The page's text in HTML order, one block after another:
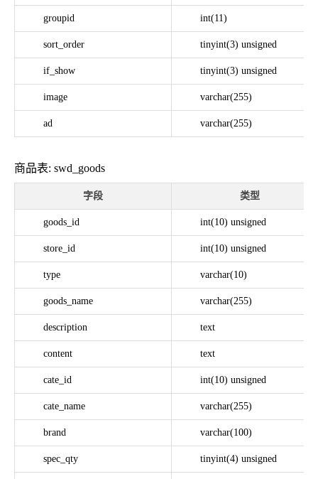
groupid int(11)
sort_order tinyint(3) unsigned
if_show tinyint(3) unsigned
image varchar(255)
ad varchar(255)
商品表: swd_goods
字段 类型
goods_id int(10) unsigned
store_id int(10) unsigned
type varchar(10)
goods_name varchar(255)
description text
content text
cate_id int(10) unsigned
cate_name varchar(255)
brand varchar(100)
spec_qty tinyint(4) unsigned